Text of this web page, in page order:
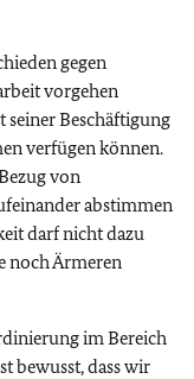
gegen
vorgehen
seiner Beschäftigung
verfügen können.
von
abstimmen
darf nicht dazu
noch Ärmeren
im Bereich
bewusst, dass wir